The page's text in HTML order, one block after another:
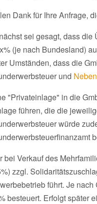
Dank für Ihre Anfrage,
sei gesagt, dass die
(je nach Bundesland)
Umständen, dass die
und
"Privateinlage" in die
führen, die die
würde
bei Verkauf des
zzgl.
führt. Je
besteuert. Erfolgt später